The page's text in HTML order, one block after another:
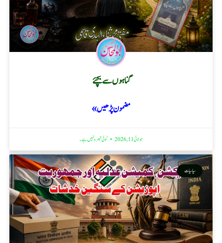
گناہوں سے بچئے
مضمون پڑھیں »
جولائی 11, 2026 کوئی تبصرہ نہیں ہے۔
سیاسیات